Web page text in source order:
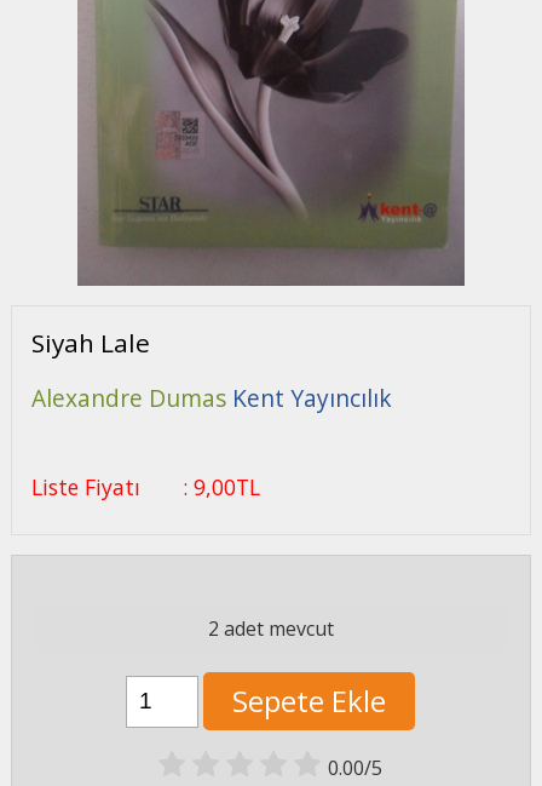
Siyah Lale
Alexandre Dumas Kent Yayıncılık
Liste Fiyatı : 9,00TL
2 adet mevcut
Sepete Ekle
0.00/5